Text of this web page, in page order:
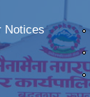
Notices